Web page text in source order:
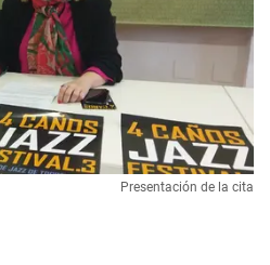
Presentación de la cita